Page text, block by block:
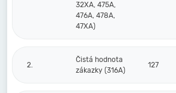
32XA, 475A,
476A, 478A,
47XA)
2.
Čistá hodnota
zákazky (316A)
127